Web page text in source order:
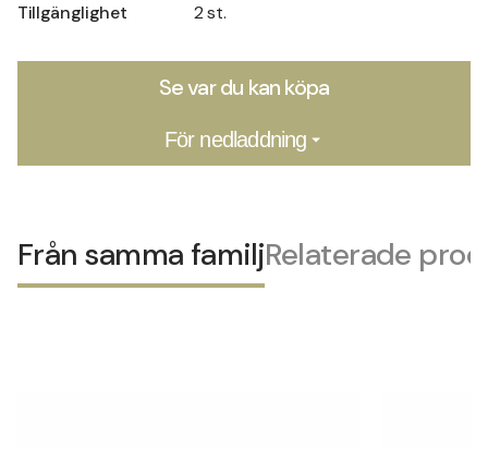
Tillgänglighet 2 st.
Se var du kan köpa
För nedladdning
Från samma familjRelaterade